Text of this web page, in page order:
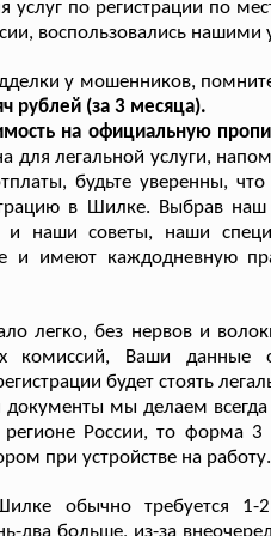
по регистрации по
воспользовались
у мошенников,
рублей (за 3 месяца).
на официальную
для легальной услуги,
будьте уверенны,
в Шилке. Выбрав
наши советы, наши
и имеют каждодневную
легко, без нервов и
комиссий, Ваши данные
будет стоять
документы мы делаем
России, то форма 3
при устройстве на работу.
обычно требуется 1-
два больше, из-за